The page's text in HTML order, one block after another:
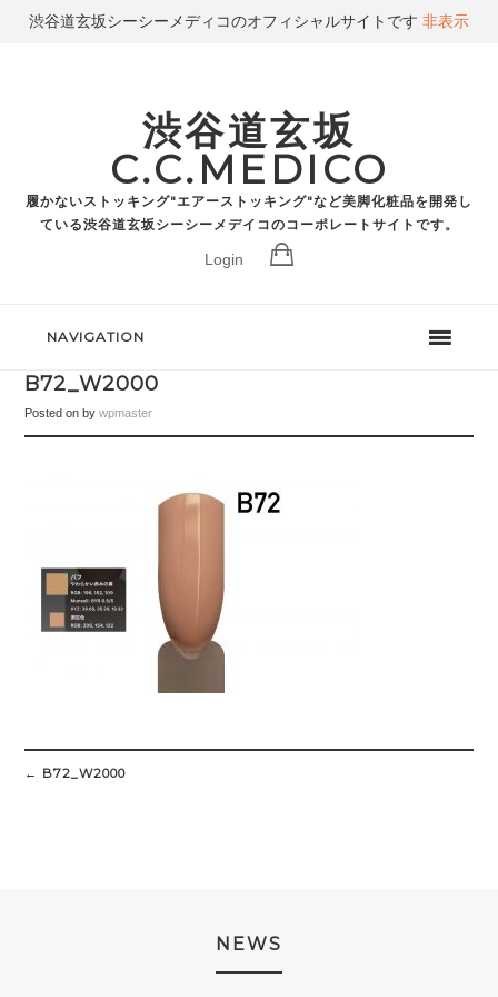
渋谷道玄坂
C.C.MEDICO
履かないストッキング"エアーストッキング"など美脚化粧品を開発し
ている渋谷道玄坂シーシーメデイコのコーポレートサイトです。
Login
NAVIGATION
B72_W2000
Posted onbywpmaster
Post
navigation
← B72_W2000
NEWS
渋谷道玄坂シーシーメディコのオフィシャルサイトです 非表示